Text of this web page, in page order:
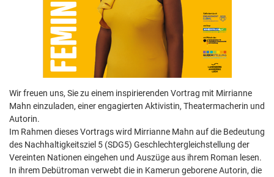
Wir freuen uns, Sie zu einem inspirierenden Vortrag mit Mirrianne
Mahn einzuladen, einer engagierten Aktivistin, Theatermacherin und
Autorin.
Im Rahmen dieses Vortrags wird Mirrianne Mahn auf die Bedeutung
des Nachhaltigkeitsziel 5 (SDG5) Geschlechtergleichstellung der
Vereinten Nationen eingehen und Auszüge aus ihrem Roman lesen.
In ihrem Debütroman verwebt die in Kamerun geborene Autorin, die